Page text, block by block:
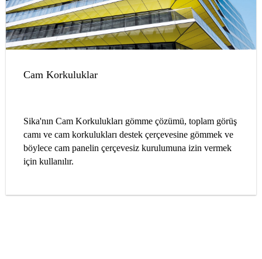
Cam Korkuluklar
Sika'nın Cam Korkulukları gömme çözümü, toplam görüş
camı ve cam korkulukları destek çerçevesine gömmek ve
böylece cam panelin çerçevesiz kurulumuna izin vermek
için kullanılır.